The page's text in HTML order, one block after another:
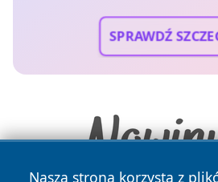
SPRAWDŹ
Nasza strona korzysta z